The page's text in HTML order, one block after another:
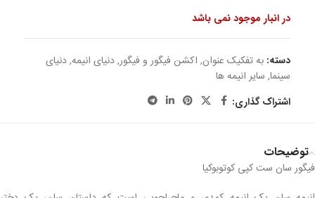
در انبار موجود نمی باشد
دسته: به تفکیک عنوان, اکشن فیگور و فیگور,دنیای انیمه,دنیای
سینما, سایر انیمه ها
اشتراک گذاری:
توضیحات
فیگور سان ست کپی کوتوبوکیا